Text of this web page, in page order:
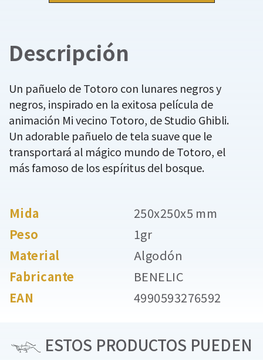
Descripción
Un pañuelo de Totoro con lunares negros y
negros, inspirado en la exitosa película de
animación Mi vecino Totoro, de Studio Ghibli.
Un adorable pañuelo de tela suave que le
transportará al mágico mundo de Totoro, el
más famoso de los espíritus del bosque.
Mida
250x250x5 mm
Peso
1gr
Material
Algodón
Fabricante
BENELIC
EAN
4990593276592
ESTOS PRODUCTOS PUEDEN